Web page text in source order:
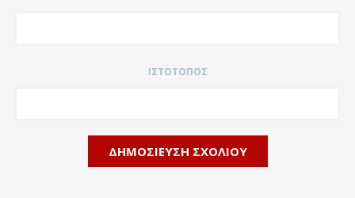
ΙΣΤΌΤΟΠΟΣ